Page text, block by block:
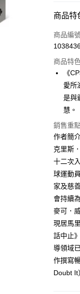
付款方
信用卡
運送方
付款後
每筆
付款後
每筆
宅配
每筆
商品特
商品編
商品特色
《
愛所
是與
慧。
銷售重
作者簡
克里斯
十二次
球運動
家及慈
會持續
麥可．
現居馬
話中止
導領域
作撰寫
Doubt It